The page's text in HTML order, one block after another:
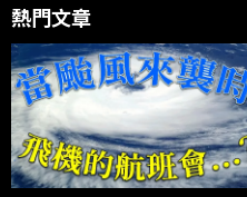
熱門文章